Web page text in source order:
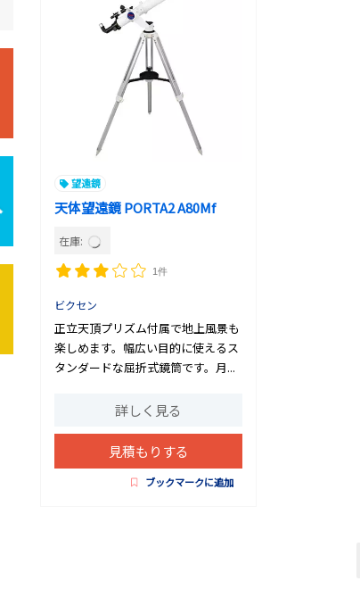
望遠鏡
天体望遠鏡 PORTA2 A80Mf
在庫:
1件
ビクセン
正立天頂プリズム付属で地上風景も
楽しめます。幅広い目的に使えるス
タンダードな屈折式鏡筒です。月...
詳しく見る
見積もりする
ブックマークに追加